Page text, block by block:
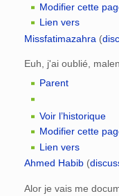
Modifier cette
Lien vers
Missfatimazahra (
Euh, j'ai oublié,
Parent
Voir l’historique
Modifier cette
Lien vers
Ahmed Habib (
Alor je vais me